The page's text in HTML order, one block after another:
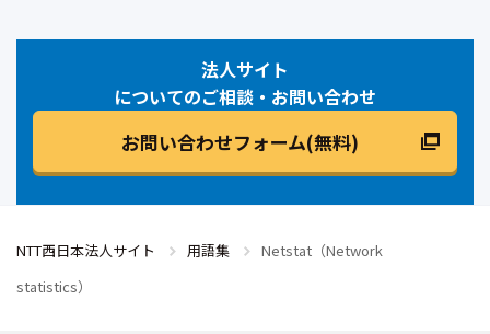
法人サイト
についてのご相談・お問い合わせ
お問い合わせフォーム(無料)
NTT西日本法人サイト 用語集
Netstat（Network
statistics）